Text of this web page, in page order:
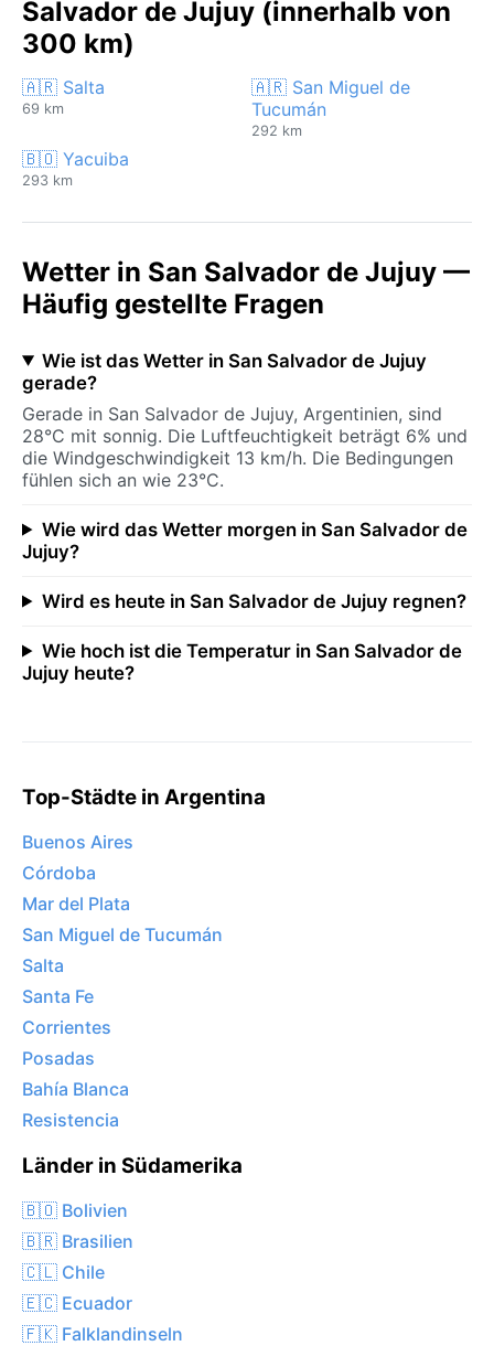
Salvador de Jujuy (innerhalb von
300 km)
🇦🇷 Salta
69 km
🇦🇷 San Miguel de
Tucumán
292 km
🇧🇴 Yacuiba
293 km
Wetter in San Salvador de Jujuy —
Häufig gestellte Fragen
Wie ist das Wetter in San Salvador de Jujuy
gerade?
Gerade in San Salvador de Jujuy, Argentinien, sind
28°C mit sonnig. Die Luftfeuchtigkeit beträgt 6% und
die Windgeschwindigkeit 13 km/h. Die Bedingungen
fühlen sich an wie 23°C.
Wie wird das Wetter morgen in San Salvador de
Jujuy?
Wird es heute in San Salvador de Jujuy regnen?
Wie hoch ist die Temperatur in San Salvador de
Jujuy heute?
Top-Städte in Argentina
Buenos Aires
Córdoba
Mar del Plata
San Miguel de Tucumán
Salta
Santa Fe
Corrientes
Posadas
Bahía Blanca
Resistencia
Länder in Südamerika
🇧🇴 Bolivien
🇧🇷 Brasilien
🇨🇱 Chile
🇪🇨 Ecuador
🇫🇰 Falklandinseln